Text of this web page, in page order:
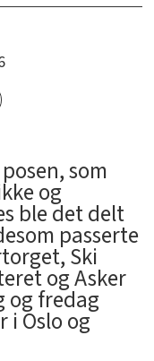
som
og
ble det delt
passerte
Ski
og Asker
og fredag
i Oslo og